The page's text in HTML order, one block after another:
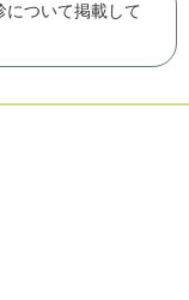
について掲載して